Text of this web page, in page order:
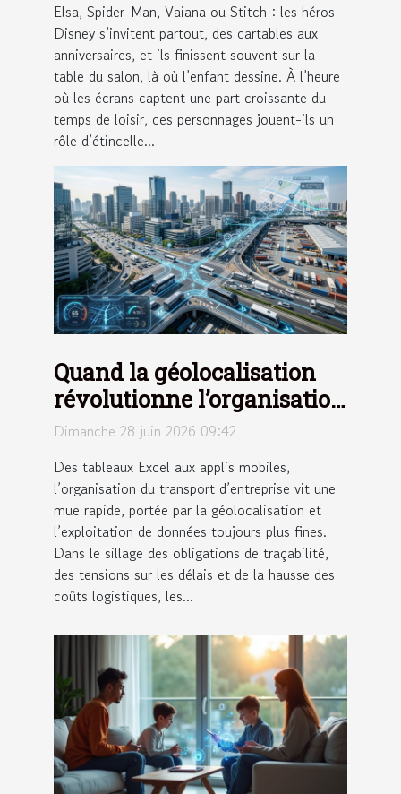
Elsa, Spider-Man, Vaiana ou Stitch : les héros
Disney s’invitent partout, des cartables aux
anniversaires, et ils finissent souvent sur la
table du salon, là où l’enfant dessine. À l’heure
où les écrans captent une part croissante du
temps de loisir, ces personnages jouent-ils un
rôle d’étincelle...
Quand la géolocalisation
révolutionne l’organisation
du transport d’entreprise
Dimanche 28 juin 2026 09:42
Des tableaux Excel aux applis mobiles,
l’organisation du transport d’entreprise vit une
mue rapide, portée par la géolocalisation et
l’exploitation de données toujours plus fines.
Dans le sillage des obligations de traçabilité,
des tensions sur les délais et de la hausse des
coûts logistiques, les...